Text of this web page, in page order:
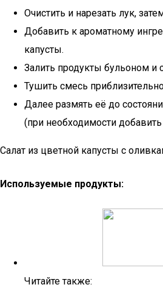
Очистить и нарезать лук,
Добавить к ароматному
капусты.
Залить продукты бульоном и
Тушить смесь
Далее размять её до
(при необходимости
Салат из цветной капусты с
Используемые продукты:
Читайте также: